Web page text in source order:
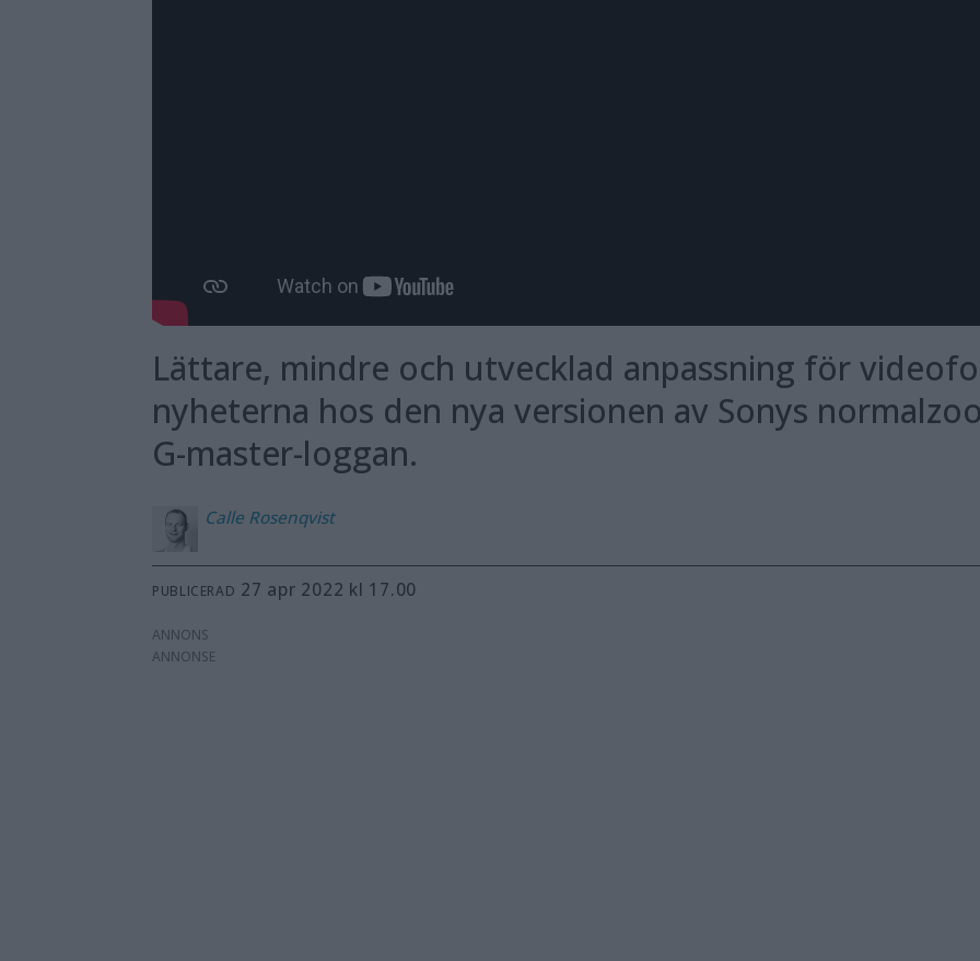
Lättare, mindre och utvecklad anpassning för
nyheterna hos den nya versionen av Sonys
G-master-loggan.
Calle Rosenqvist
PUBLICERAD 27 apr 2022 kl 17.00
ANNONS